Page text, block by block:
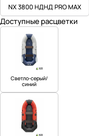
NX 3800 НДНД PRO MAX
Доступные расцветки
Светло-серый/
синий